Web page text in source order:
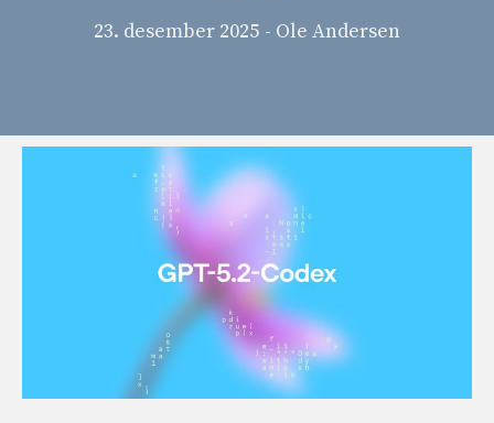
23. desember 2025 - Ole Andersen